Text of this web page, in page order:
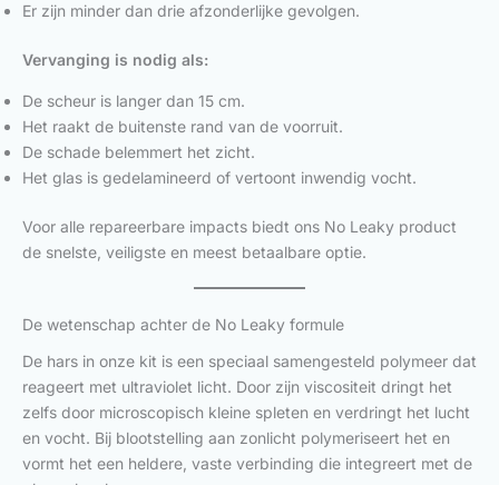
Er zijn minder dan drie afzonderlijke gevolgen.
Vervanging is nodig als:
De scheur is langer dan 15 cm.
Het raakt de buitenste rand van de voorruit.
De schade belemmert het zicht.
Het glas is gedelamineerd of vertoont inwendig vocht.
Voor alle repareerbare impacts biedt ons No Leaky product
de snelste, veiligste en meest betaalbare optie.
De wetenschap achter de No Leaky formule
De hars in onze kit is een speciaal samengesteld polymeer dat
reageert met ultraviolet licht. Door zijn viscositeit dringt het
zelfs door microscopisch kleine spleten en verdringt het lucht
en vocht. Bij blootstelling aan zonlicht polymeriseert het en
vormt het een heldere, vaste verbinding die integreert met de